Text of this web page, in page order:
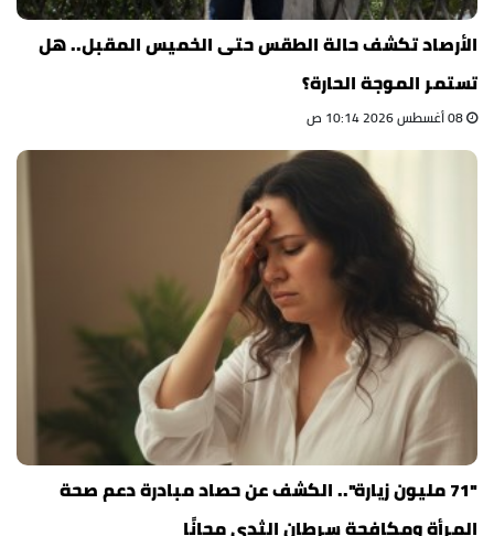
الأرصاد تكشف حالة الطقس حتى الخميس المقبل.. هل
تستمر الموجة الحارة؟
"71 مليون زيارة".. الكشف عن حصاد مبادرة دعم صحة
المرأة ومكافحة سرطان الثدي مجانًا